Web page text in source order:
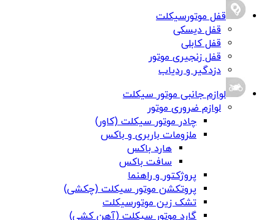
قفل موتورسیکلت
قفل دیسکی
قفل کابلی
قفل زنجیری موتور
دزدگیر و ردیاب
لوازم جانبی موتور سیکلت
لوازم ضروری موتور
چادر موتور سیکلت (کاور)
ملزومات باربری و باکس
هارد باکس
سافت باکس
پروژکتور و راهنما
پروتکشن موتور سیکلت (چکشی)
تشک زین موتورسیکلت
گارد موتور سیکلت (آهن کشی)